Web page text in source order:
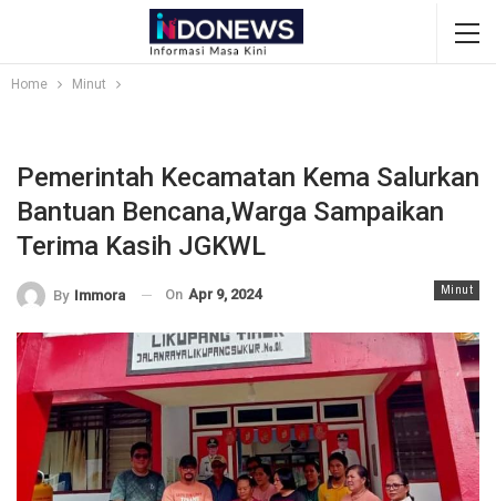
Home Minut
Pemerintah Kecamatan Kema Salurkan
Bantuan Bencana,Warga Sampaikan
Terima Kasih JGKWL
Minut
By Immora On Apr 9, 2024